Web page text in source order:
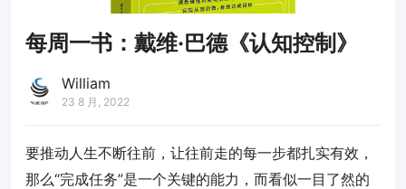
每周一书：戴维·巴德《认知控制》
William
23 8 月, 2022
要推动人生不断往前，让往前走的每一步都扎实有效，
那么“完成任务”是一个关键的能力，而看似一目了然的